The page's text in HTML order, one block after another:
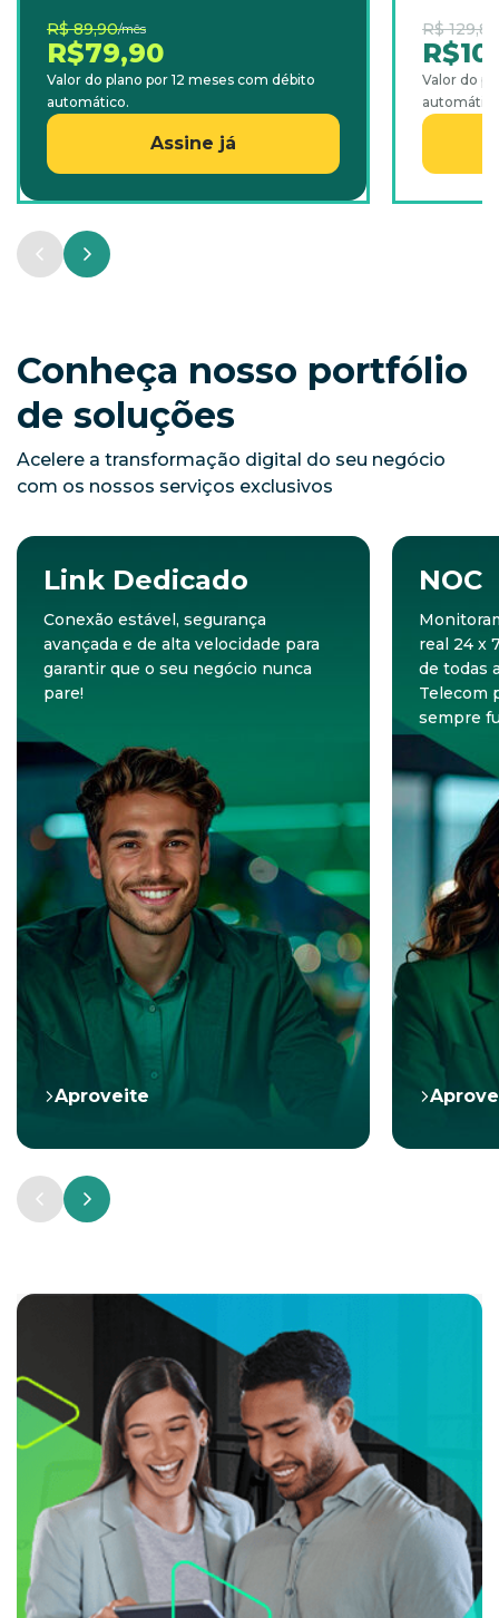
R$ 89,90/mês
R$79,90
Valor do plano por 12 meses com débito
automático.
Assine já
R$ 129,80
Valor do
Conheça nosso portfólio
de soluções
Acelere a transformação digital do seu negócio
com os nossos serviços exclusivos
Link Dedicado
Conexão estável, segurança
avançada e de alta velocidade para
garantir que o seu negócio nunca
pare!
Aproveite
NOC
real 24 x
de todas
Telecom
sempre